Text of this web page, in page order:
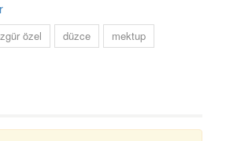
özel düzce mektup